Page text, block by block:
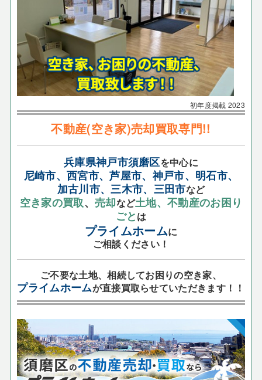
初年度掲載 2023
不動産(空き家)売却買取専門!!
兵庫県神戸市須磨区を中心に
尼崎市、西宮市、芦屋市、神戸市、明石市、
加古川市、三木市、三田市など
空き家の買取、 売却など土地、不動産のお困り
ごとは
プライムホームに
ご相談ください！
ご不要な土地、相続してお困りの空き家、
プライムホームが直接買取らせていただきます！！